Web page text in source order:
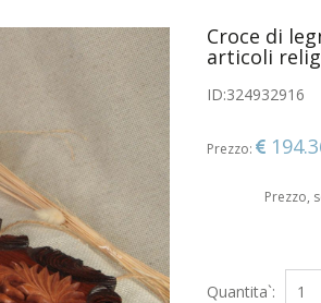
Croce di
articoli
ID:324932916
Prezzo:
Prezzo,
Quantita`: